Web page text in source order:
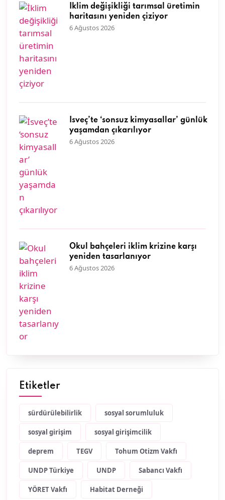
İklim değişikliği tarımsal üretimin
haritasını yeniden çiziyor
6 Ağustos 2026
İsveç’te ‘sonsuz kimyasallar’ günlük
yaşamdan çıkarılıyor
6 Ağustos 2026
Okul bahçeleri iklim krizine karşı
yeniden tasarlanıyor
6 Ağustos 2026
Etiketler
sürdürülebilirlik sosyal sorumluluk
sosyal girişim sosyal girişimcilik
deprem TEGV Tohum Otizm Vakfı
UNDP Türkiye UNDP Sabancı Vakfı
YÖRET Vakfı Habitat Derneği